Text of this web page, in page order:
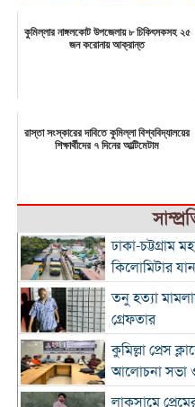
কুমিল্লার নাঙ্গলকোট উপজেলায় ৮ চিকিৎসকসহ ২৫
জন করোনায় আক্রান্ত
রাস্তা সংস্কারের দাবিতে কুমিল্লা বিশ্ববিদ্যালয়ের
শিক্ষার্থীদের ৭ দিনের আল্টিমেটাম
ঢাকা-চট্টগ্রাম
কিলোমিটার
তনু হত্যা
গ্রেফতার
কুমিল্লা প্রেস
আলোচনা সভা
লাকসামে